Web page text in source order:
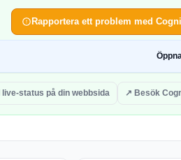
Rapportera ett problem med
live-status på din webbsida ↗ Besök